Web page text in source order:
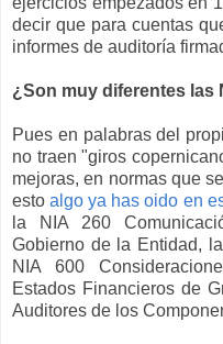
decir que para cuentas
informes de auditoría
¿Son muy diferentes las
Pues en palabras del
no traen "giros
mejoras, en normas que
estoalgo ya has oido en
la NIA 260
Gobierno de la Entidad,
NIA 600
Estados Financieros de
Auditores de los